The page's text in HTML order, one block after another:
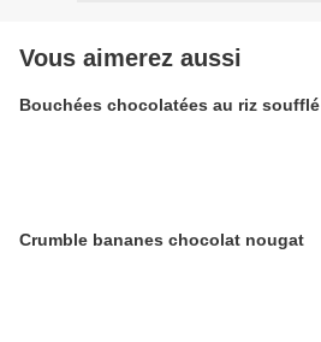
Vous aimerez aussi
Bouchées chocolatées au riz soufflé
Crumble bananes chocolat nougat